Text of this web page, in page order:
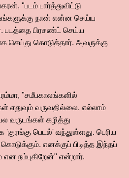
"படம் பார்த்துவிட்டு
நான் என்ன செய்ய
படத்தை பிரசண்ட் செய்ய
கொடுத்தார். அவருக்கு
"சமீபகாலங்களில்
எதுவும் வருவதில்லை. எல்லாம்
வருடங்கள் கழித்து
பெடல்' வந்துள்ளது. பெரிய
எனக்குப் பிடித்த இந்தப்
என நம்புகிறேன்" என்றார்.